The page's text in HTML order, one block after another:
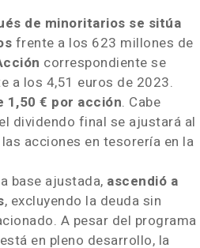
de minoritarios se sitúa
frente a los 623 millones de
correspondiente se
a los 4,51 euros de 2023.
1,50 € por acción. Cabe
dividendo final se ajustará al
acciones en tesorería en la
base ajustada, ascendió a
, excluyendo la deuda sin
A pesar del programa
en pleno desarrollo, la